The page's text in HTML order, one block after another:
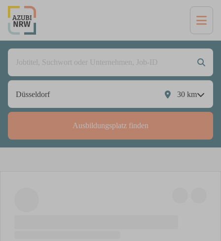
30 km
Ausbildungsplatz finden